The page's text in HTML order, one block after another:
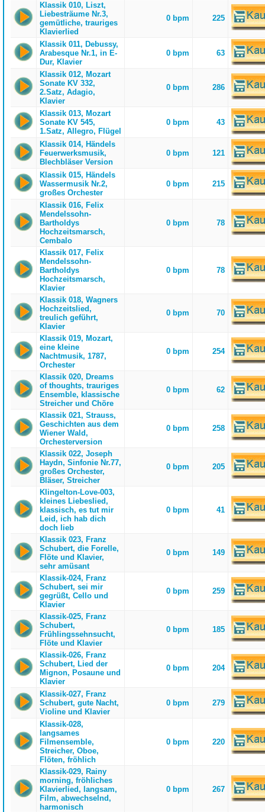
Klassik 010, Liszt,
Liebesträume Nr.3,
gemütliche, trauriges
Klavierlied
0 bpm 225
Klassik 011, Debussy,
Arabesque Nr.1, in E-
Dur, Klavier
0 bpm 63
Klassik 012, Mozart
Sonate KV 332,
2.Satz, Adagio,
Klavier
0 bpm 286
Klassik 013, Mozart
Sonate KV 545,
1.Satz, Allegro, Flügel
0 bpm 43
Klassik 014, Händels
Feuerwerksmusik,
Blechbläser Version
0 bpm 121
Klassik 015, Händels
Wassermusik Nr.2,
großes Orchester
0 bpm 215
Klassik 016, Felix
Mendelssohn-
Bartholdys
Hochzeitsmarsch,
Cembalo
0 bpm 78
Klassik 017, Felix
Mendelssohn-
Bartholdys
Hochzeitsmarsch,
Klavier
0 bpm 78
Klassik 018, Wagners
Hochzeitslied,
treulich geführt,
Klavier
0 bpm 70
Klassik 019, Mozart,
eine kleine
Nachtmusik, 1787,
Orchester
0 bpm 254
Klassik 020, Dreams
of thoughts, trauriges
Ensemble, klassische
Streicher und Chöre
0 bpm 62
Klassik 021, Strauss,
Geschichten aus dem
Wiener Wald,
Orchesterversion
0 bpm 258
Klassik 022, Joseph
Haydn, Sinfonie Nr.77,
großes Orchester,
Bläser, Streicher
0 bpm 205
Klingelton-Love-003,
kleines Liebeslied,
klassisch, es tut mir
Leid, ich hab dich
doch lieb
0 bpm 41
Klassik 023, Franz
Schubert, die Forelle,
Flöte und Klavier,
sehr amüsant
0 bpm 149
Klassik-024, Franz
Schubert, sei mir
gegrüßt, Cello und
Klavier
0 bpm 259
Klassik-025, Franz
Schubert,
Frühlingssehnsucht,
Flöte und Klavier
0 bpm 185
Klassik-026, Franz
Schubert, Lied der
Mignon, Posaune und
Klavier
0 bpm 204
Klassik-027, Franz
Schubert, gute Nacht,
Violine und Klavier
0 bpm 279
Klassik-028,
langsames
Filmensemble,
Streicher, Oboe,
Flöten, fröhlich
0 bpm 220
Klassik-029, Rainy
morning, fröhliches
Klavierlied, langsam,
Film, abwechselnd,
harmonisch
0 bpm 267